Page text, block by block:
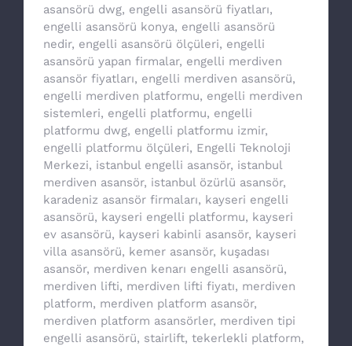
asansörü dwg, engelli asansörü fiyatları,
engelli asansörü konya, engelli asansörü
nedir, engelli asansörü ölçüleri, engelli
asansörü yapan firmalar, engelli merdiven
asansör fiyatları, engelli merdiven asansörü,
engelli merdiven platformu, engelli merdiven
sistemleri, engelli platformu, engelli
platformu dwg, engelli platformu izmir,
engelli platformu ölçüleri, Engelli Teknoloji
Merkezi, istanbul engelli asansör, istanbul
merdiven asansör, istanbul özürlü asansör,
karadeniz asansör firmaları, kayseri engelli
asansörü, kayseri engelli platformu, kayseri
ev asansörü, kayseri kabinli asansör, kayseri
villa asansörü, kemer asansör, kuşadası
asansör, merdiven kenarı engelli asansörü,
merdiven lifti, merdiven lifti fiyatı, merdiven
platform, merdiven platform asansör,
merdiven platform asansörler, merdiven tipi
engelli asansörü, stairlift, tekerlekli platform,